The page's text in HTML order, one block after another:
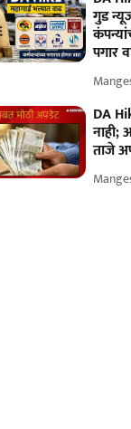
गुड
पगार
DA
नाही;
ताजे